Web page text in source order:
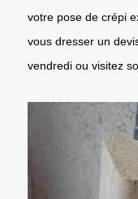
votre pose de crépi
vous dresser un
vendredi ou visitez